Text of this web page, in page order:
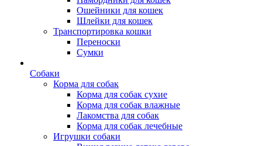
Ошейники для кошек
Шлейки для кошек
Транспортировка кошки
Переноски
Сумки
Собаки
Корма для собак
Корма для собак сухие
Корма для собак влажные
Лакомства для собак
Корма для собак лечебные
Игрушки собаки